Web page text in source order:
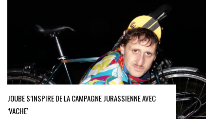
JOUBE S’INSPIRE DE LA CAMPAGNE JURASSIENNE AVEC
‘VACHE’